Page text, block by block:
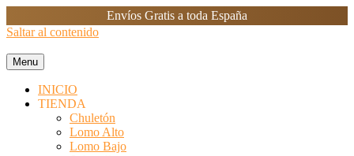
Envíos Gratis a toda España
Saltar al contenido
Menu
INICIO
TIENDA
Chuletón
Lomo Alto
Lomo Bajo